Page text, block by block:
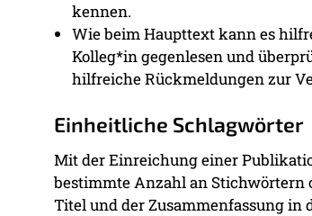
kennen.
Wie beim Haupttext kann es
Kolleg*in gegenlesen und
hilfreiche Rückmeldungen zur
Einheitliche Schlagwörter
Mit der Einreichung einer
bestimmte Anzahl an Stichwörtern
Titel und der Zusammenfassung